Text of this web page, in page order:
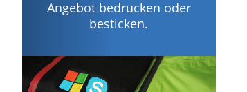
Angebot bedrucken oder
besticken.